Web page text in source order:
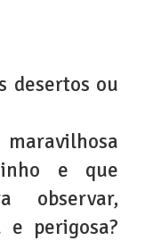
desertos ou
e que
observar,
perigosa?